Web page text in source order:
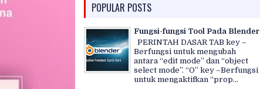
POPULAR POSTS
Fungsi-fungsi Tool Pada Blender
PERINTAH DASAR TAB key –
Berfungsi untuk mengubah
antara “edit mode” dan “object
select mode”. “O” key –Berfungsi
untuk mengaktifkan “prop...